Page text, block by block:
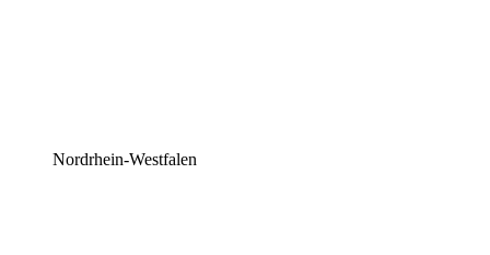
Nordrhein-Westfalen